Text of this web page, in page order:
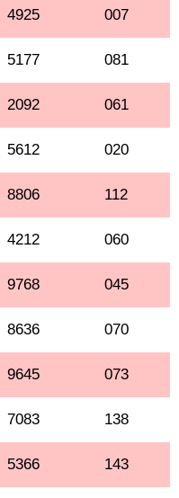
4925 007
5177 081
2092 061
5612 020
8806 112
4212 060
9768 045
8636 070
9645 073
7083 138
5366 143